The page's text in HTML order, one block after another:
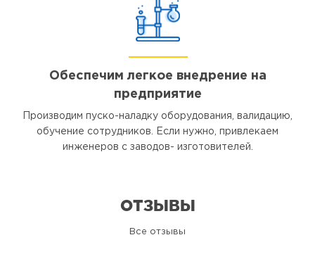
Обеспечим легкое внедрение на
предприятие
Производим пуско-наладку оборудования, валидацию,
обучение сотрудников. Если нужно, привлекаем
инженеров с заводов- изготовителей.
ОТЗЫВЫ
Все отзывы